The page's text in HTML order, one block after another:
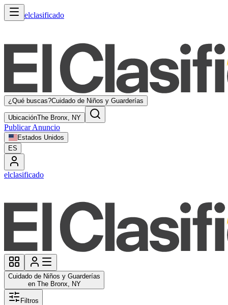
elclasificado
¿Qué buscas?Cuidado de Niños y Guarderías
UbicaciónThe Bronx, NY
Publicar Anuncio
Estados Unidos
ES
elclasificado
Cuidado de Niños y Guarderías
en The Bronx, NY
Filtros